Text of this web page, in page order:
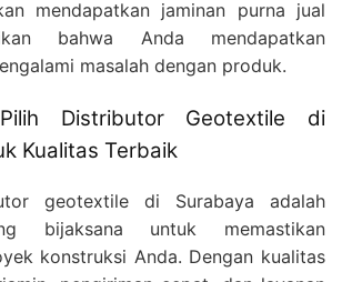
mendapatkan jaminan purna jual
bahwa Anda mendapatkan
masalah dengan produk.
Pilih Distributor Geotextile di
Kualitas Terbaik
geotextile di Surabaya adalah
bijaksana untuk memastikan
konstruksi Anda. Dengan kualitas